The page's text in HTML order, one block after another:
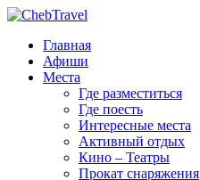
Главная
Афиши
Места
Где разместиться
Где поесть
Интересные места
Активный отдых
Кино – Театры
Прокат снаряжения